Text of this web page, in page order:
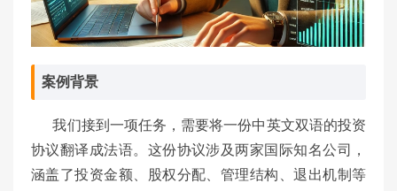
案例背景
我们接到一项任务，需要将一份中英文双语的投资
协议翻译成法语。这份协议涉及两家国际知名公司，
涵盖了投资金额、股权分配、管理结构、退出机制等